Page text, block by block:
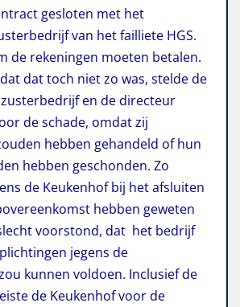
gesloten met het
van het failliete HGS.
de rekeningen moeten betalen.
dat toch niet zo was, stelde de
en de directeur
de schade, omdat zij
hebben gehandeld of hun
hebben geschonden. Zo
de Keukenhof bij het afsluiten
hebben geweten
voorstond, dat het bedrijf
jegens de
kunnen voldoen. Inclusief de
de Keukenhof voor de